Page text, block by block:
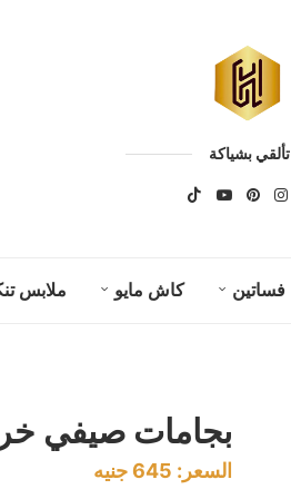
تألقي بشياكة
فساتين كاش مايو ملابس
بجامات صيفي خروج
السعر: 645جنيه